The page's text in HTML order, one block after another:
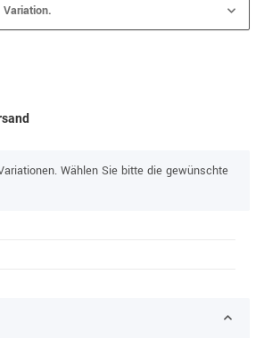
Wählen Sie bitte die gewünschte